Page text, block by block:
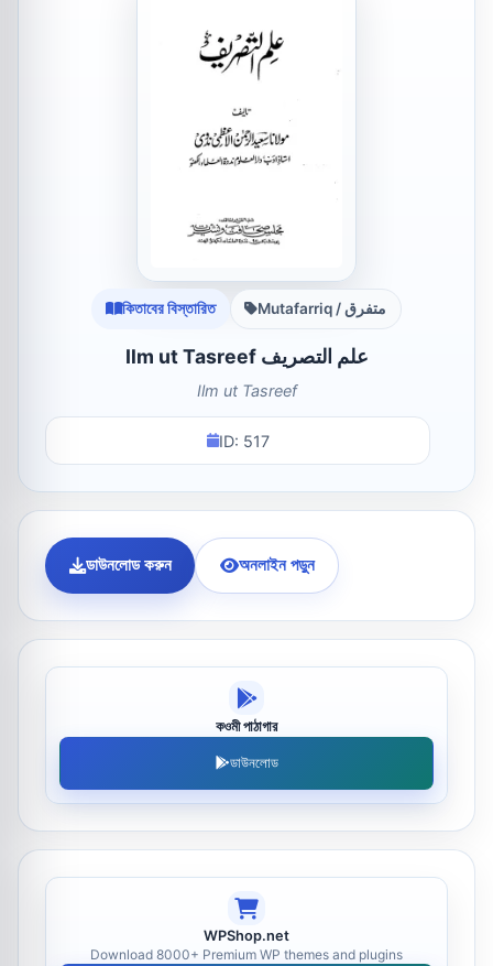
কিতাবের বিস্তারিত Mutafarriq / متفرق
Ilm ut Tasreef علم التصریف
Ilm ut Tasreef
ID: 517
ডাউনলোড করুন অনলাইন পড়ুন
কওমী পাঠাগার
ডাউনলোড
WPShop.net
Download 8000+ Premium WP themes and plugins